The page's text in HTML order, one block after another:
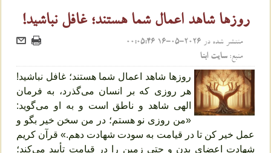
روزها شاهد اعمال شما هستند؛ غافل نباشید!
منتشر شده در 2026-05-16 00:05:46
منبع:سایت ابنا
روزها شاهد اعمال شما هستند؛ غافل نباشید!
هر روزی که بر انسان می‌گذرد، به فرمان
الهی شاهد و ناطق است و به او می‌گوید:
«من روزی نو هستم؛ در من سخن خیر بگو و
عمل خیر کن تا در قیامت به سودت شهادت دهم.» قرآن کریم
شهادت اعضای بدن و حتی زمین را در قیامت تأیید می‌کند؛